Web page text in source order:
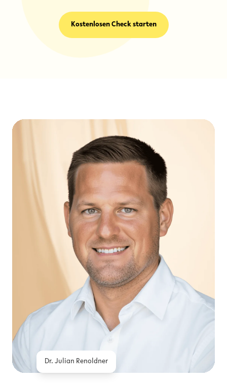
Kostenlosen Check starten
Dr. Julian Renoldner